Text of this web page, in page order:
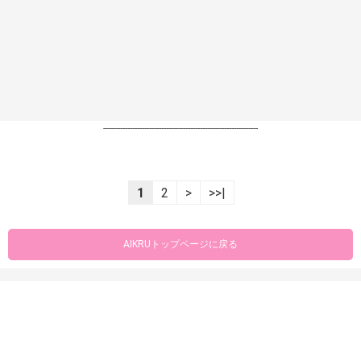
----------------------------------------------------------------
1 2 > >>|
AIKRUトップページに戻る